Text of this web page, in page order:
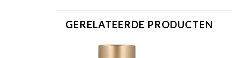
GERELATEERDE PRODUCTEN